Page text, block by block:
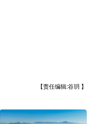
【责任编辑:谷玥 】